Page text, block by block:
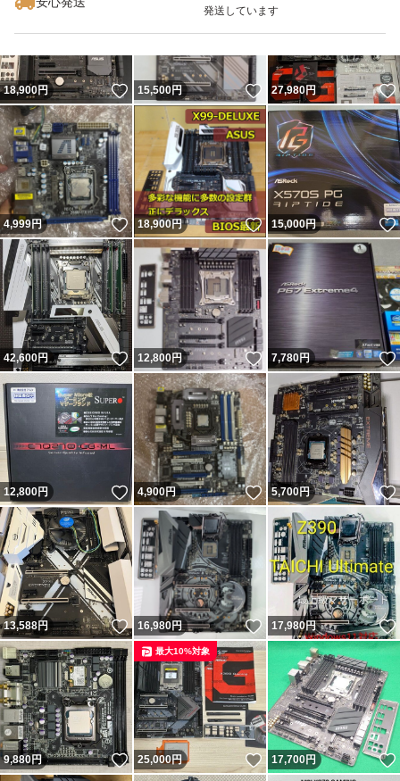
発送しています
18,900円 いいね！
15,500円 いいね！
27,980円
4,999円 いいね！
18,900円 いいね！
15,000円
42,600円 いいね！
12,800円 いいね！
7,780円
12,800円 いいね！
4,900円 いいね！
5,700円
13,588円 いいね！
16,980円 いいね！
17,980円
9,880円 いいね！
25,000円 いいね！
最大10%対象
17,700円